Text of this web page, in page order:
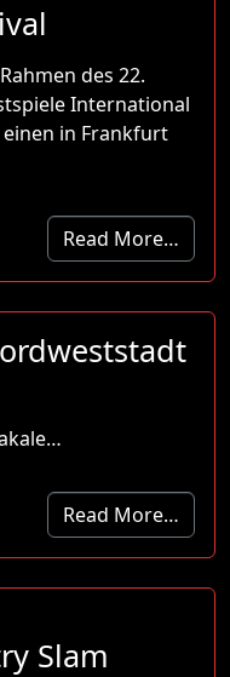
des 22.
International
in Frankfurt
Read More…
Read More…
Slam